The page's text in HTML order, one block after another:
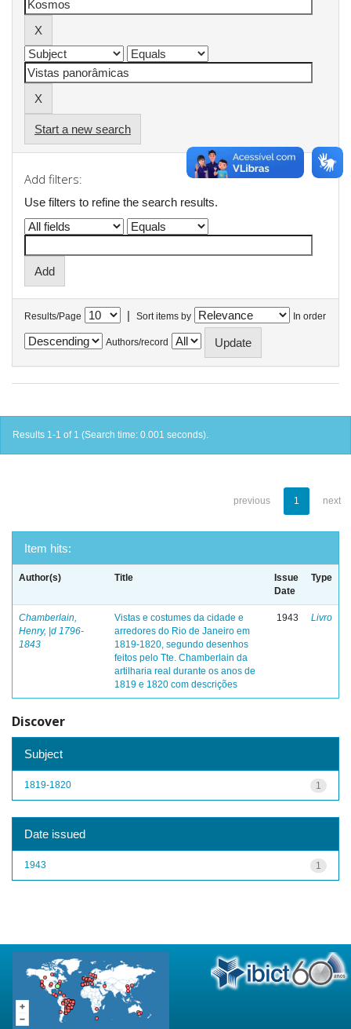
Start a new search
Add filters:
Use filters to refine the search results.
Results/Page | Sort items by In order
Authors/record
Results 1-1 of 1 (Search time: 0.001 seconds).
previous 1 next
Item hits:
Author(s) Title
Issue
Date
Type
Chamberlain,
Henry, |d 1796-
1843
Vistas e costumes da cidade e
arredores do Rio de Janeiro em
1819-1820, segundo desenhos
feitos pelo Tte. Chamberlain da
artilharia real durante os anos de
1819 e 1820 com descrições
1943 Livro
Discover
Subject
1
1819-1820
Date issued
1
1943